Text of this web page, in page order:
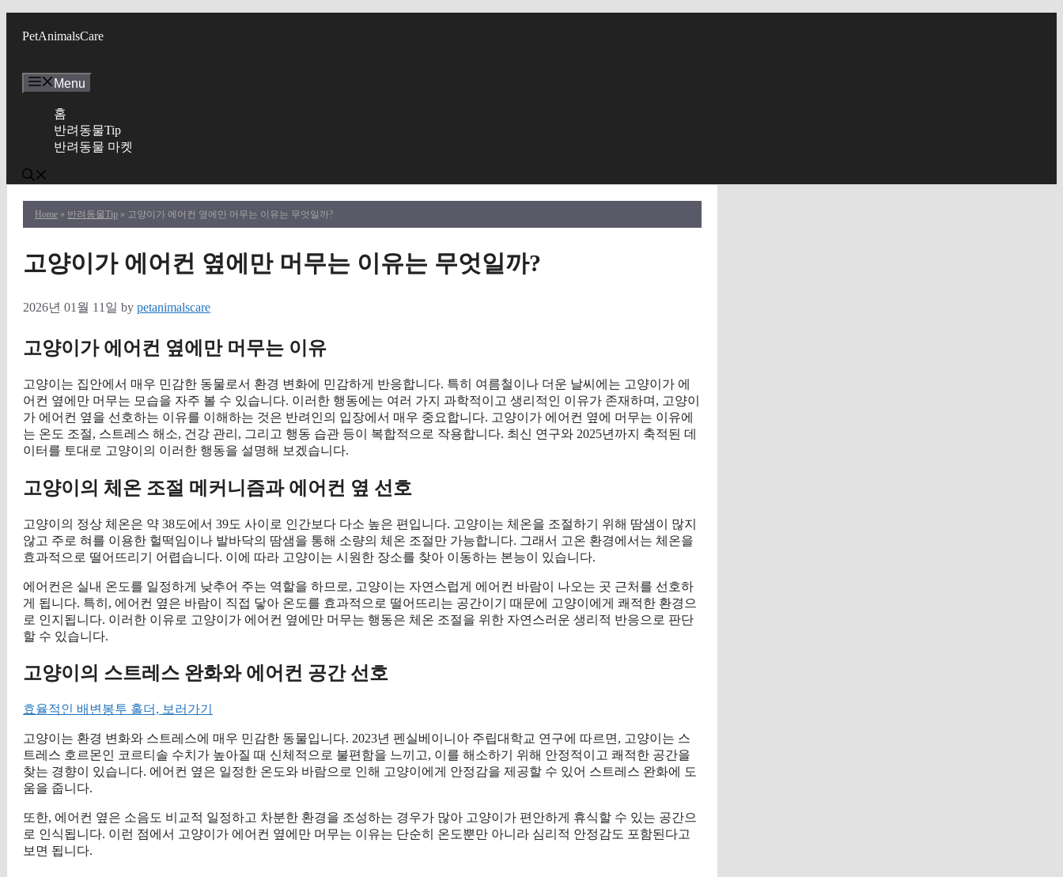
PetAnimalsCare
Menu
홈
반려동물Tip
반려동물 마켓
Home » 반려동물Tip » 고양이가 에어컨 옆에만 머무는 이유는 무엇일까?
고양이가 에어컨 옆에만 머무는 이유는 무엇일까?
2026년 01월 11일 by petanimalscare
고양이가 에어컨 옆에만 머무는 이유
고양이는 집안에서 매우 민감한 동물로서 환경 변화에 민감하게 반응합니다. 특히 여름철이나 더운 날씨에는 고양이가 에
어컨 옆에만 머무는 모습을 자주 볼 수 있습니다. 이러한 행동에는 여러 가지 과학적이고 생리적인 이유가 존재하며, 고양이
가 에어컨 옆을 선호하는 이유를 이해하는 것은 반려인의 입장에서 매우 중요합니다. 고양이가 에어컨 옆에 머무는 이유에
는 온도 조절, 스트레스 해소, 건강 관리, 그리고 행동 습관 등이 복합적으로 작용합니다. 최신 연구와 2025년까지 축적된 데
이터를 토대로 고양이의 이러한 행동을 설명해 보겠습니다.
고양이의 체온 조절 메커니즘과 에어컨 옆 선호
고양이의 정상 체온은 약 38도에서 39도 사이로 인간보다 다소 높은 편입니다. 고양이는 체온을 조절하기 위해 땀샘이 많지
않고 주로 혀를 이용한 헐떡임이나 발바닥의 땀샘을 통해 소량의 체온 조절만 가능합니다. 그래서 고온 환경에서는 체온을
효과적으로 떨어뜨리기 어렵습니다. 이에 따라 고양이는 시원한 장소를 찾아 이동하는 본능이 있습니다.
에어컨은 실내 온도를 일정하게 낮추어 주는 역할을 하므로, 고양이는 자연스럽게 에어컨 바람이 나오는 곳 근처를 선호하
게 됩니다. 특히, 에어컨 옆은 바람이 직접 닿아 온도를 효과적으로 떨어뜨리는 공간이기 때문에 고양이에게 쾌적한 환경으
로 인지됩니다. 이러한 이유로 고양이가 에어컨 옆에만 머무는 행동은 체온 조절을 위한 자연스러운 생리적 반응으로 판단
할 수 있습니다.
고양이의 스트레스 완화와 에어컨 공간 선호
효율적인 배변봉투 홀더, 보러가기
고양이는 환경 변화와 스트레스에 매우 민감한 동물입니다. 2023년 펜실베이니아 주립대학교 연구에 따르면, 고양이는 스
트레스 호르몬인 코르티솔 수치가 높아질 때 신체적으로 불편함을 느끼고, 이를 해소하기 위해 안정적이고 쾌적한 공간을
찾는 경향이 있습니다. 에어컨 옆은 일정한 온도와 바람으로 인해 고양이에게 안정감을 제공할 수 있어 스트레스 완화에 도
움을 줍니다.
또한, 에어컨 옆은 소음도 비교적 일정하고 차분한 환경을 조성하는 경우가 많아 고양이가 편안하게 휴식할 수 있는 공간으
로 인식됩니다. 이런 점에서 고양이가 에어컨 옆에만 머무는 이유는 단순히 온도뿐만 아니라 심리적 안정감도 포함된다고
보면 됩니다.